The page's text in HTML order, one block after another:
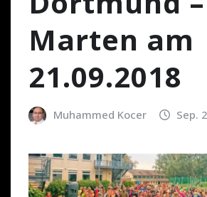
Marten am
21.09.2018
Muhammed Kocer Sep.